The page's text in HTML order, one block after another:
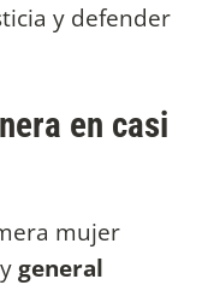
y defender
en casi
mujer
ygeneral